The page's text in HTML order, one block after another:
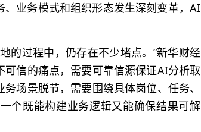
业务模式和组织形态发生深刻变革，AI
的过程中，仍存在不少堵点。”新华财经
信的痛点，需要可靠信源保证AI分析取
场景脱节，需要围绕具体岗位、任务、
个既能构建业务逻辑又能确保结果可解